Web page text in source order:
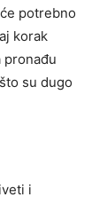
potrebno
korak
pronađu
su dugo
i